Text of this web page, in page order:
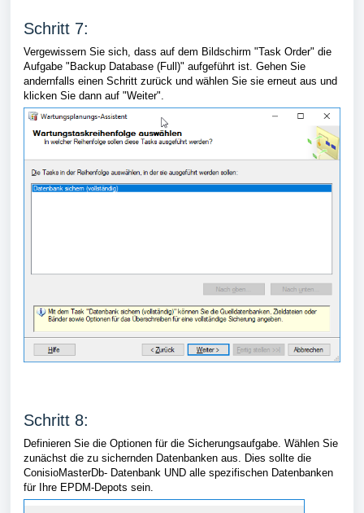
Schritt 7:
Vergewissern Sie sich, dass auf dem Bildschirm "Task Order" die
Aufgabe "Backup Database (Full)" aufgeführt ist. Gehen Sie
andernfalls einen Schritt zurück und wählen Sie sie erneut aus und
klicken Sie dann auf "Weiter".
Schritt 8:
Definieren Sie die Optionen für die Sicherungsaufgabe. Wählen Sie
zunächst die zu sichernden Datenbanken aus. Dies sollte die
ConisioMasterDb- Datenbank UND alle spezifischen Datenbanken
für Ihre EPDM-Depots sein.